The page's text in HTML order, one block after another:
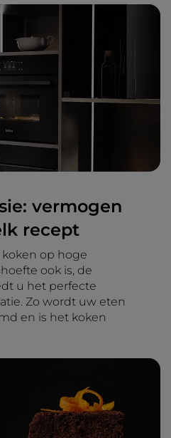
vermogen
recept
op hoge
ook is, de
u het perfecte
Zo wordt uw eten
en is het koken